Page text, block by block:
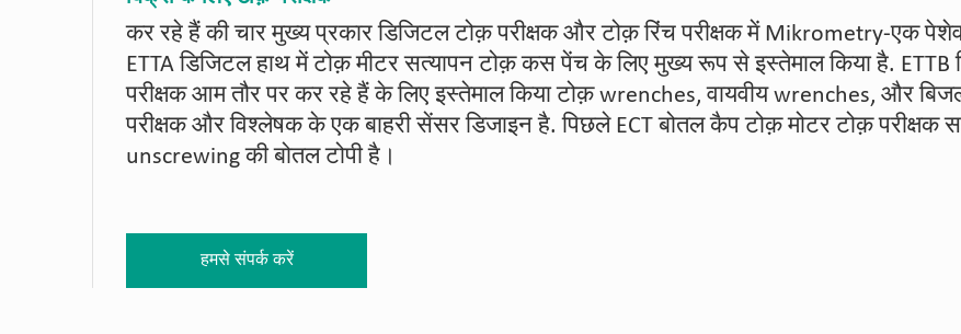
कर रहे हैं की चार मुख्य प्रकार डिजिटल टोक़ परीक्षक और टोक़ रिंच परीक्षक में Mikrometry-एक
ETTA डिजिटल हाथ में टोक़ मीटर सत्यापन टोक़ कस पेंच के लिए मुख्य रूप से इस्तेमाल किया है. ETTB
परीक्षक आम तौर पर कर रहे हैं के लिए इस्तेमाल किया टोक़ wrenches, वायवीय wrenches, और
परीक्षक और विश्लेषक के एक बाहरी सेंसर डिजाइन है. पिछले ECT बोतल कैप टोक़ मोटर टोक़ परीक्षक
unscrewing की बोतल टोपी है।
हमसे संपर्क करें